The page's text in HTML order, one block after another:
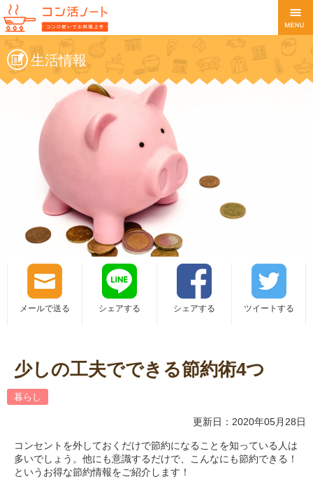
生活情報
メールで送る シェアする シェアする ツイートする
少しの工夫でできる節約術4つ
暮らし
更新日：2020年05月28日
コンセントを外しておくだけで節約になることを知っている人は
多いでしょう。他にも意識するだけで、こんなにも節約できる！
というお得な節約情報をご紹介します！